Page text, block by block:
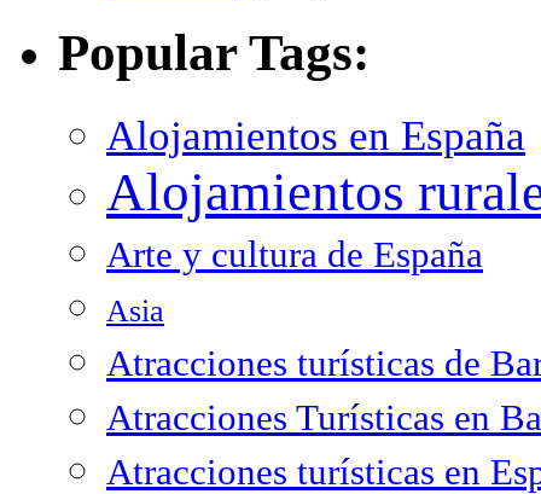
Popular Tags:
Alojamientos en España
Alojamientos
Arte y cultura de España
Asia
Atracciones turísticas de
Atracciones Turísticas en
Atracciones turísticas en